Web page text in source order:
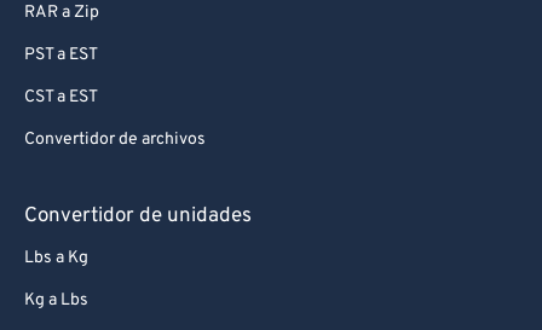
RAR a Zip
PST a EST
CST a EST
Convertidor de archivos
Convertidor de unidades
Lbs a Kg
Kg a Lbs